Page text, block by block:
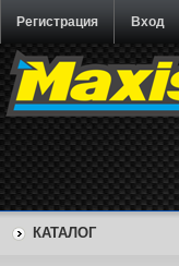
Регистрация Вход
КАТАЛОГ